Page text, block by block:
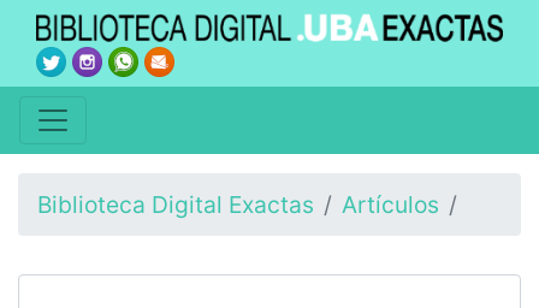
Biblioteca Digital Exactas Artículos